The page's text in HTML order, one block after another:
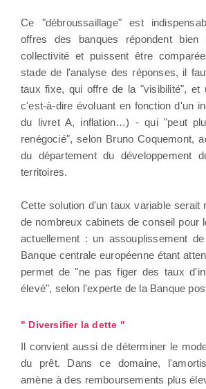
Ce "débroussaillage" est
offres des banques répondent
collectivité et puissent être
stade de l'analyse des réponses, il
taux fixe, qui offre de la "visibilité", et
c'est-à-dire évoluant en fonction d'un
du livret A, inflation…) - qui "peut
renégocié", selon Bruno Coquemont,
du département du développement
territoires.
Cette solution d'un taux variable serait
de nombreux cabinets de conseil pour
actuellement : un assouplissement
Banque centrale européenne étant
permet de "ne pas figer des taux
élevé", selon l'experte de la Banque
" Diversifier la dette "
Il convient aussi de déterminer le
du prêt. Dans ce domaine,
amène à des remboursements plus